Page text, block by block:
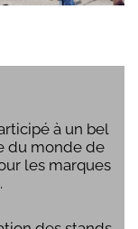
à un bel
du monde de
les marques